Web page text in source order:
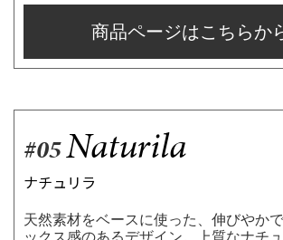
商品ページはこちらか
#05Naturila
ナチュリラ
天然素材をベースに使った、伸びやか
ックス感のあるデザイン。上質なナチ